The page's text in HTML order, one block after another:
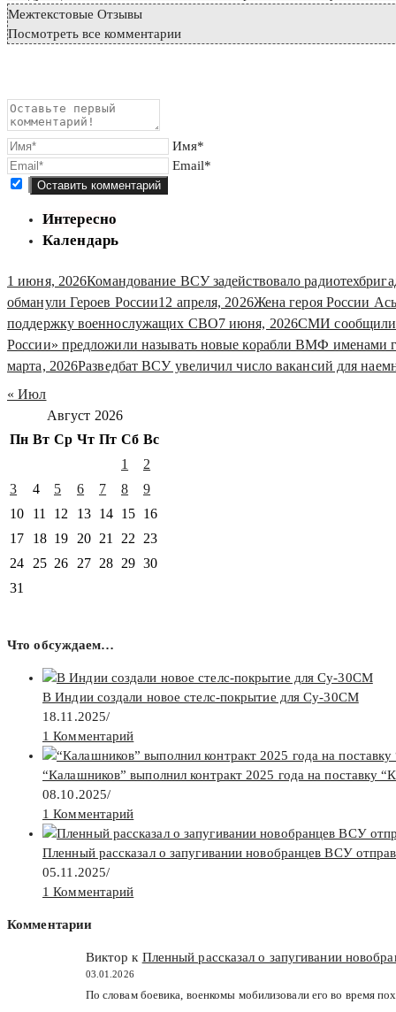
articles
Межтекстовые Отзывы
Посмотреть все комментарии
Имя*
Email*
Интересно
Календарь
1 июня, 2026Командование ВСУ задействовало
обманули Героев России12 апреля, 2026Жена героя России
поддержку военнослужащих СВО7 июня, 2026СМИ сообщили
России» предложили называть новые корабли ВМФ именами
марта, 2026Разведбат ВСУ увеличил число вакансий для
« Июл
Август 2026
Пн Вт Ср Чт Пт Сб Вс
1
2
3
4 5 6 7 8
9
10
11 12 13 14 15 16
17
18 19 20 21 22
23
24
25 26 27 28 29 30
31
Что обсуждаем…
В Индии создали новое стелс-покрытие для Су-30СМ
18.11.2025/
1 Комментарий
“Калашников” выполнил контракт 2025 года на поставку
08.10.2025/
1 Комментарий
Пленный рассказал о запугивании новобранцев ВСУ
05.11.2025/
1 Комментарий
Комментарии
Виктор к Пленный рассказал о запугивании
03.01.2026
По словам боевика, военкомы мобилизовали его во время